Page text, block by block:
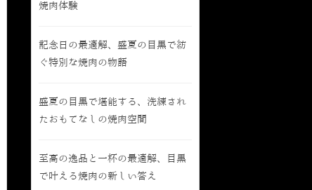
焼肉体験
記念日の最適解、盛夏の目黒で紡
ぐ特別な焼肉の物語
盛夏の目黒で堪能する、洗練され
たおもてなしの焼肉空間
至高の逸品と一杯の最適解、目黒
で叶える焼肉の新しい答え